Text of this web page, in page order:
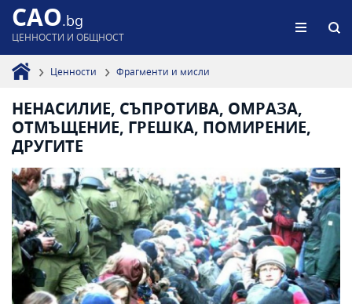
CAO.bg
ЦЕННОСТИ И ОБЩНОСТ
Ценности Фрагменти и мисли
НЕНАСИЛИЕ, СЪПРОТИВА, ОМРАЗА,
ОТМЪЩЕНИЕ, ГРЕШКА, ПОМИРЕНИЕ,
ДРУГИТЕ